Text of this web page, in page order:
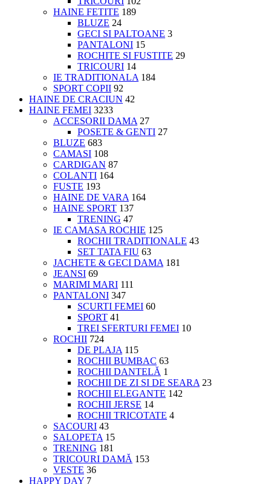
HAINE FETITE 189
BLUZE 24
GECI SI PALTOANE 3
PANTALONI 15
ROCHITE SI FUSTITE 29
TRICOURI 14
IE TRADITIONALA 184
SPORT COPII 92
HAINE DE CRACIUN 42
HAINE FEMEI 3233
ACCESORII DAMA 27
POSETE & GENTI 27
BLUZE 683
CAMASI 108
CARDIGAN 87
COLANTI 164
FUSTE 193
HAINE DE VARA 164
HAINE SPORT 137
TRENING 47
IE CAMASA ROCHIE 125
ROCHII TRADITIONALE 43
SET TATA FIU 63
JACHETE & GECI DAMA 181
JEANSI 69
MARIMI MARI 111
PANTALONI 347
SCURTI FEMEI 60
SPORT 41
TREI SFERTURI FEMEI 10
ROCHII 724
DE PLAJA 115
ROCHII BUMBAC 63
ROCHII DANTELĂ 1
ROCHII DE ZI SI DE SEARA 23
ROCHII ELEGANTE 142
ROCHII JERSE 14
ROCHII TRICOTATE 4
SACOURI 43
SALOPETA 15
TRENING 181
TRICOURI DAMĂ 153
VESTE 36
HAPPY DAY 7